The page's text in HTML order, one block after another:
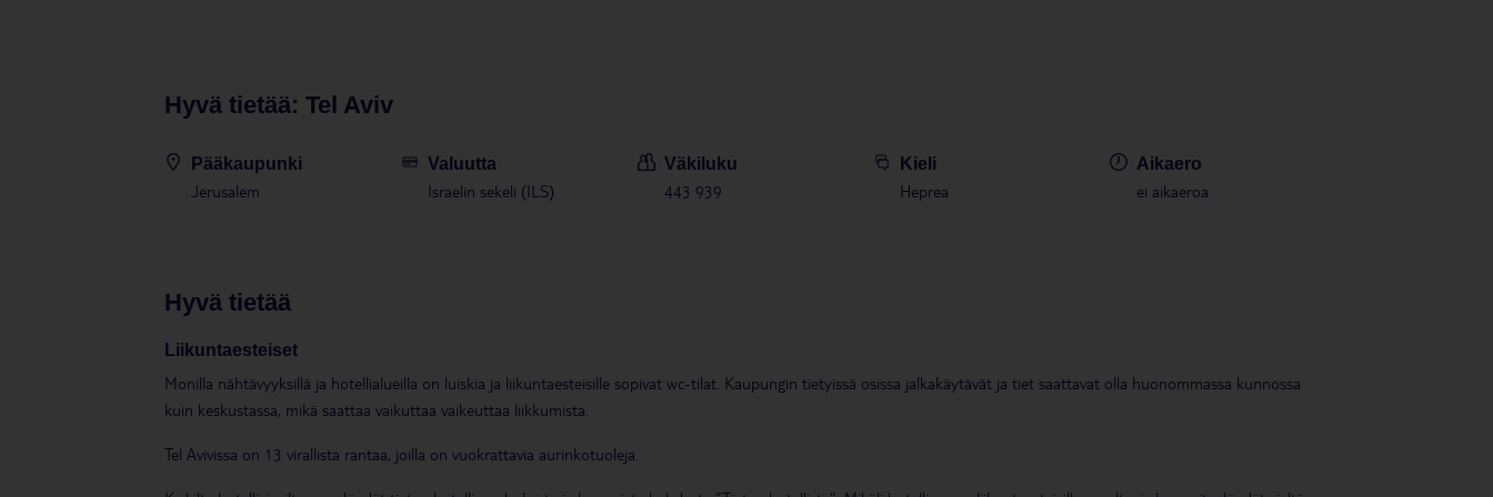
Tel Avivin matkat toteutetaan reittilennoin, joten voit varata matkan pituuden joustavasti. Lomakohteessa ei ole oppaitamme,
Hyvä tietää: Tel Aviv
Pääkaupunki
Jerusalem
Valuutta
Israelin sekeli (ILS)
Väkiluku
443 939
Kieli
Heprea
Aikaero
ei aikaeroa
hyvä tietää
Liikuntaesteiset
Monilla nähtävyyksillä ja hotellialueilla on luiskia ja liikuntaesteisille sopivat wc-tilat. Kaupungin tietyissä osissa jalkakäytävät ja tiet saattavat olla huonommassa kunnossa
kuin keskustassa, mikä saattaa vaikuttaa vaikeuttaa liikkumista.
Tel Avivissa on 13 virallista rantaa, joilla on vuokrattavia aurinkotuoleja.